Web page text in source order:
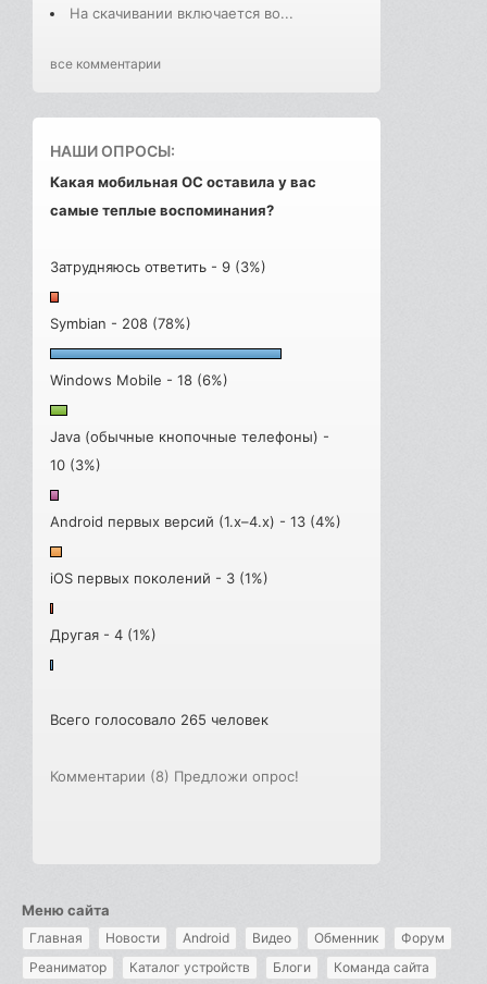
На скачивании включается во...
все комментарии
НАШИ ОПРОСЫ:
Какая мобильная ОС оставила у вас
самые теплые воспоминания?
Затрудняюсь ответить - 9 (3%)
Symbian - 208 (78%)
Windows Mobile - 18 (6%)
Java (обычные кнопочные телефоны) -
10 (3%)
Android первых версий (1.x–4.x) - 13 (4%)
iOS первых поколений - 3 (1%)
Другая - 4 (1%)
Всего голосовало 265 человек
Комментарии (8) Предложи опрос!
Меню сайта
Главная Новости Android Видео Обменник
Форум
Реаниматор
Каталог устройств Блоги Команда сайта